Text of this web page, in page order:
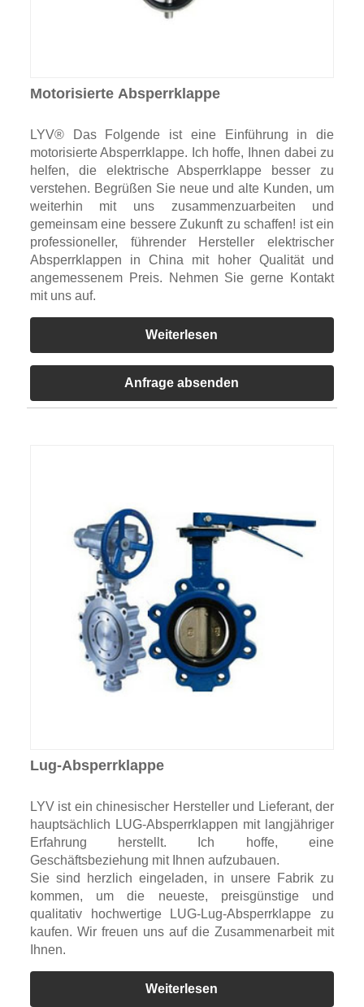
Motorisierte Absperrklappe
LYV® Das Folgende ist eine Einführung in die
motorisierte Absperrklappe. Ich hoffe, Ihnen dabei zu
helfen, die elektrische Absperrklappe besser zu
verstehen. Begrüßen Sie neue und alte Kunden, um
weiterhin mit uns zusammenzuarbeiten und
gemeinsam eine bessere Zukunft zu schaffen! ist ein
professioneller, führender Hersteller elektrischer
Absperrklappen in China mit hoher Qualität und
angemessenem Preis. Nehmen Sie gerne Kontakt
mit uns auf.
Weiterlesen
Anfrage absenden
Lug-Absperrklappe
LYV ist ein chinesischer Hersteller und Lieferant, der
hauptsächlich LUG-Absperrklappen mit langjähriger
Erfahrung herstellt. Ich hoffe, eine
Geschäftsbeziehung mit Ihnen aufzubauen.
Sie sind herzlich eingeladen, in unsere Fabrik zu
kommen, um die neueste, preisgünstige und
qualitativ hochwertige LUG-Lug-Absperrklappe zu
kaufen. Wir freuen uns auf die Zusammenarbeit mit
Ihnen.
Weiterlesen